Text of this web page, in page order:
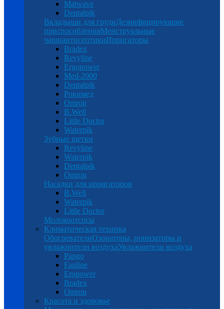
Matwave
Dentalpik
Вкладыши для грудиДезинфицирующие
приспособленияМенструальные
чашиантисептикиИрригаторы
Bradex
Revyline
Ergopower
Med-2000
Dentalpik
Рокимед
Omron
B.Well
Little Doctor
Waterpik
Зубные щетки
Revyline
Waterpik
Dentalpik
Omron
Насадки для ирригаторов
B.Well
Waterpik
Little Doctor
Молокоотсосы
Климатическая техника
ОбогревателиОзонаторы, ионизаторы и
увлажнители воздухаУвлажнители воздуха
Pango
Fanline
Eropower
Bradex
Omron
Красота и здоровье